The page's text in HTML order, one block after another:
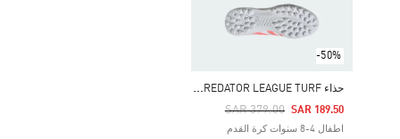
-50%
ح
ذاء PREDATOR LEAGUE TURF للأطفال
Price Reduced From
SAR 379.00
To SAR 189.50
اطفال 4-8 سنوات كرة القدم